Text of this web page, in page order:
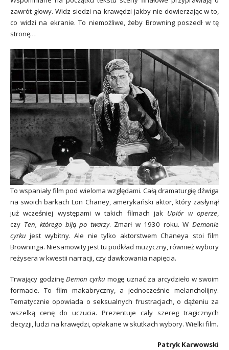
zawrót głowy. Widz siedzi na krawędzi jakby nie dowierzając w to,
co widzi na ekranie. To niemożliwe, żeby Browning poszedł w tę
stronę…
To wspaniały film pod wieloma względami. Całą dramaturgię dźwiga
na swoich barkach Lon Chaney, amerykański aktor, który zasłynął
już wcześniej występami w takich filmach jak Upiór w operze,
czy Ten, którego biją po twarzy. Zmarł w 1930 roku. WDemonie
cyrku jest wybitny. Ale nie tylko aktorstwem Chaneya stoi film
Browninga. Niesamowity jest tu podkład muzyczny, również wybory
reżysera w kwestii narracji, czy dawkowania napięcia.
Trwający godzinęDemon cyrku mogę uznać za arcydzieło w swoim
formacie. To film makabryczny, a jednocześnie melancholijny.
Tematycznie opowiada o seksualnych frustracjach, o dążeniu za
wszelką cenę do uczucia. Prezentuje cały szereg tragicznych
decyzji, ludzi na krawędzi, opłakane w skutkach wybory. Wielki film.
Patryk Karwowski